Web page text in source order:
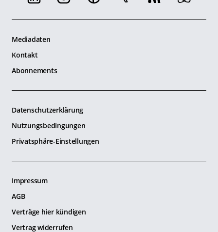
Mediadaten
Kontakt
Abonnements
Datenschutzerklärung
Nutzungsbedingungen
Privatsphäre-Einstellungen
Impressum
AGB
Verträge hier kündigen
Vertrag widerrufen